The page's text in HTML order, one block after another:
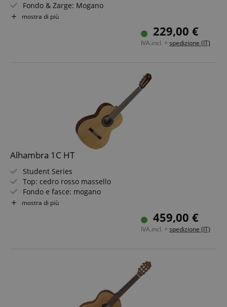
Fondo & Zarge: Mogano
Tastiera/Manico: Sonokelin / Mogano
mostra di più
229,00 €
IVA.incl. + spedizione (IT)
Alhambra 1C HT
Student Series
Top: cedro rosso massello
Fondo e fasce: mogano
Manico/tastiera: palissandro indiano / mogano
mostra di più
459,00 €
IVA.incl. + spedizione (IT)